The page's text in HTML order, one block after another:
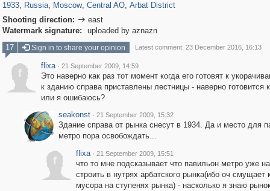
1933, Russia, Moscow, Central AO, Arbat District
Shooting direction:  east
Watermark signature:
uploaded by aznazn
17
Sign in to share your opinion Latest comment: 23 December 2016, 16:13
f
flixa · 21 September 2009, 14:59
Это наверно как раз тот момент когда его готовят к
к зданию справа приставлены лестницы - наверно готовится
или я ошибаюсь?
seakonst · 21 September 2009, 15:32
Здание справа от рынка снесут в 1934. Да и место для
метро пора освобождать...
f
flixa · 21 September 2009, 15:51
что то мне подсказывает что павильон метро уже
строить в нутрях арбатского рынка(ибо оч смущает
мусора на ступенях рынка) - насколько я знаю